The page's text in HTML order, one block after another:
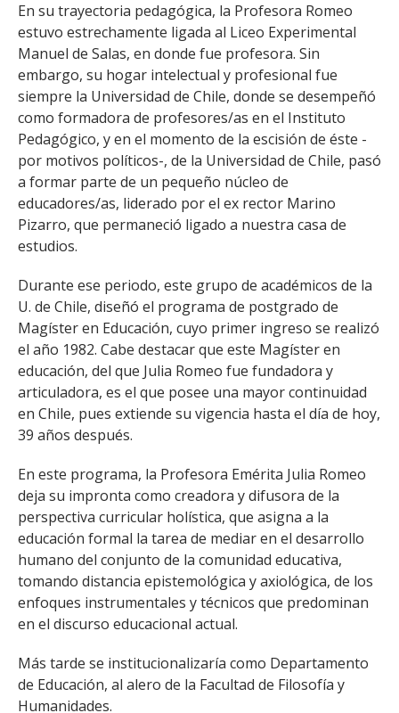
En su trayectoria pedagógica, la Profesora Romeo
estuvo estrechamente ligada al Liceo Experimental
Manuel de Salas, en donde fue profesora. Sin
embargo, su hogar intelectual y profesional fue
siempre la Universidad de Chile, donde se desempeñó
como formadora de profesores/as en el Instituto
Pedagógico, y en el momento de la escisión de éste -
por motivos políticos-, de la Universidad de Chile, pasó
a formar parte de un pequeño núcleo de
educadores/as, liderado por el ex rector Marino
Pizarro, que permaneció ligado a nuestra casa de
estudios.
Durante ese periodo, este grupo de académicos de la
U. de Chile, diseñó el programa de postgrado de
Magíster en Educación, cuyo primer ingreso se realizó
el año 1982. Cabe destacar que este Magíster en
educación, del que Julia Romeo fue fundadora y
articuladora, es el que posee una mayor continuidad
en Chile, pues extiende su vigencia hasta el día de hoy,
39 años después.
En este programa, la Profesora Emérita Julia Romeo
deja su impronta como creadora y difusora de la
perspectiva curricular holística, que asigna a la
educación formal la tarea de mediar en el desarrollo
humano del conjunto de la comunidad educativa,
tomando distancia epistemológica y axiológica, de los
enfoques instrumentales y técnicos que predominan
en el discurso educacional actual.
Más tarde se institucionalizaría como Departamento
de Educación, al alero de la Facultad de Filosofía y
Humanidades.